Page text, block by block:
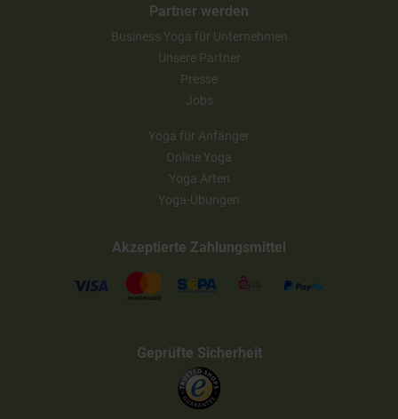
Partner werden
Business Yoga für Unternehmen
Unsere Partner
Presse
Jobs
Yoga für Anfänger
Online Yoga
Yoga Arten
Yoga-Übungen
Akzeptierte Zahlungsmittel
Geprüfte Sicherheit